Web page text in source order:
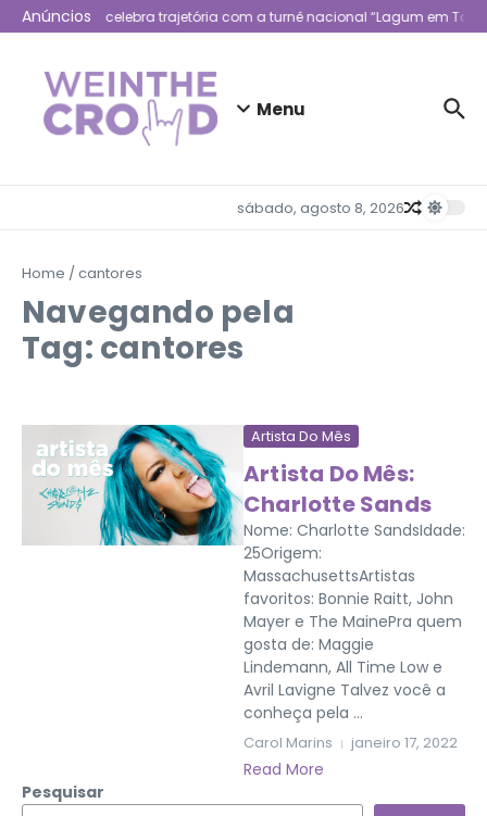
Ir para o conteúdo
Anúncios
Lagum celebra trajetória com a turnê nacional “Lagum em Todo
Menu
sábado, agosto 8, 2026
Home /cantores
Navegando pela
Tag: cantores
Artista Do Mês
Artista Do Mês:
Charlotte Sands
Nome: Charlotte SandsIdade:
25Origem:
MassachusettsArtistas
favoritos: Bonnie Raitt, John
Mayer e The MainePra quem
gosta de: Maggie
Lindemann, All Time Low e
Avril Lavigne Talvez você a
conheça pela ...
Carol Marins janeiro 17, 2022
Read More
Pesquisar